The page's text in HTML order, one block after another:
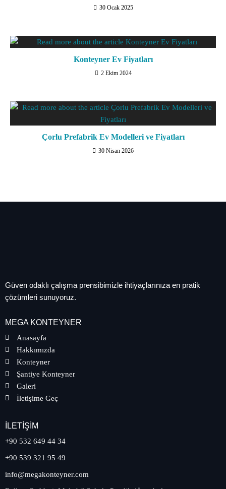
30 Ocak 2025
Konteyner Ev Fiyatları
2 Ekim 2024
Çorlu Prefabrik Ev Modelleri ve Fiyatları
30 Nisan 2026
Güven odaklı çalışma prensibimizle ihtiyaçlarınıza en pratik
çözümleri sunuyoruz.
MEGA KONTEYNER
Anasayfa
Hakkımızda
Konteyner
Şantiye Konteyner
Galeri
İletişime Geç
İLETIŞIM
+90 532 649 44 34
+90 539 321 95 49
info@megakonteyner.com